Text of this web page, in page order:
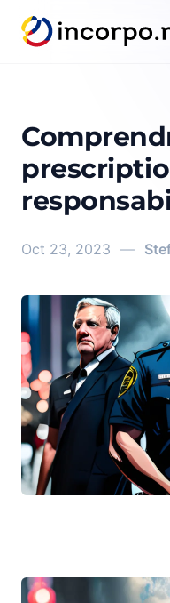
principal
Oct 23, 2023 —